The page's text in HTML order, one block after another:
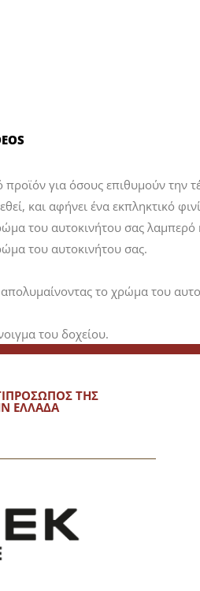
για όσους επιθυμούν την
και αφήνει ένα εκπληκτικό
του αυτοκινήτου σας λαμπερό
του αυτοκινήτου σας.
το χρώμα του
του δοχείου.
εγκάρσιες κινήσεις.
ΤΗΣ
ΕΛΛΑΔΑ